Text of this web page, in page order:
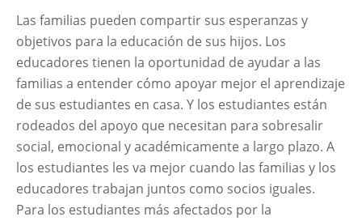
Las familias pueden compartir sus esperanzas y
objetivos para la educación de sus hijos. Los
educadores tienen la oportunidad de ayudar a las
familias a entender cómo apoyar mejor el aprendizaje
de sus estudiantes en casa. Y los estudiantes están
rodeados del apoyo que necesitan para sobresalir
social, emocional y académicamente a largo plazo. A
los estudiantes les va mejor cuando las familias y los
educadores trabajan juntos como socios iguales.
Para los estudiantes más afectados por la